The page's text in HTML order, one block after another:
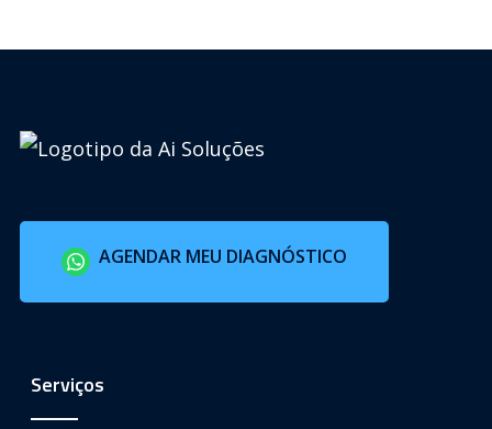
AGENDAR MEU DIAGNÓSTICO
Serviços